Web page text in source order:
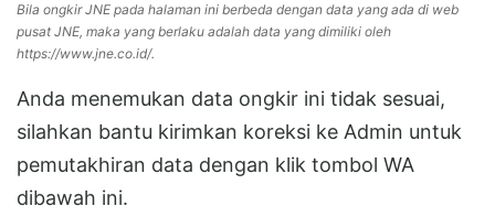
Bila ongkir JNE pada halaman ini berbeda dengan data yang ada di web
pusat JNE, maka yang berlaku adalah data yang dimiliki oleh
https://www.jne.co.id/.
Anda menemukan data ongkir ini tidak sesuai,
silahkan bantu kirimkan koreksi ke Admin untuk
pemutakhiran data dengan klik tombol WA
dibawah ini.